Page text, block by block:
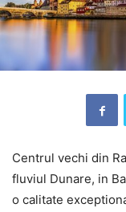
Centrul vechi din
fluviul Dunare, in
o calitate